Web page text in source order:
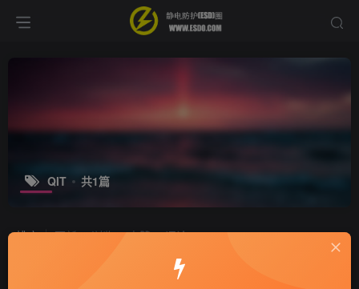
QIT 共1篇
排序 更新 浏览 点赞 评论
SQE工作要既激励又要鞭笞